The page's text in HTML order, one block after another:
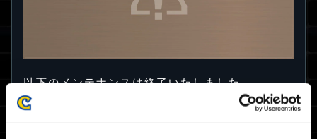
以下のメンテナンスは終了いたしました。
メンテナンスへのご協力ありがとうございまし
た。
--------------------------------------------------